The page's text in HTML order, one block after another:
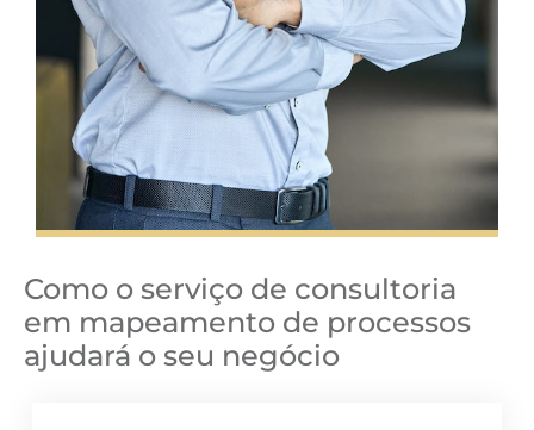
Como o serviço de consultoria
em mapeamento de processos
ajudará o seu negócio